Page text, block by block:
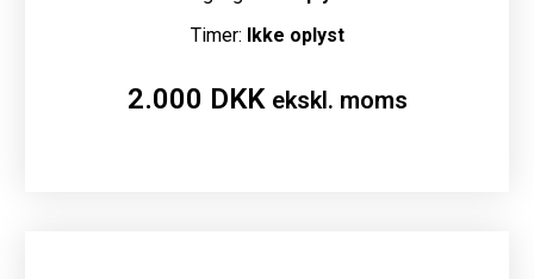
Timer: Ikke oplyst
2.000 DKK ekskl. moms